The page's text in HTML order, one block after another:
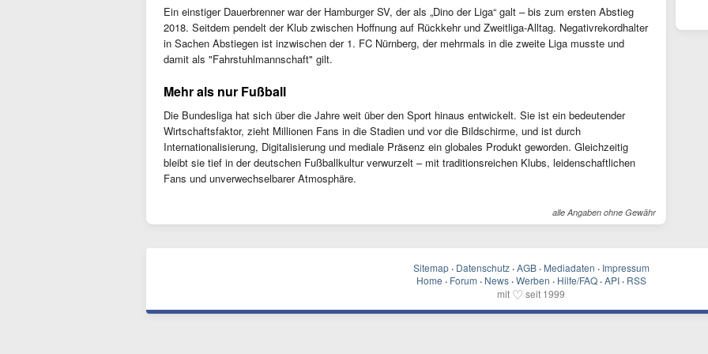
Ein einstiger Dauerbrenner war der Hamburger SV, der als „Dino der Liga“ galt – bis zum ersten Abstieg
2018. Seitdem pendelt der Klub zwischen Hoffnung auf Rückkehr und Zweitliga-Alltag. Negativrekordhalter
in Sachen Abstiegen ist inzwischen der 1. FC Nürnberg, der mehrmals in die zweite Liga musste und
damit als "Fahrstuhlmannschaft" gilt.
Mehr als nur Fußball
Die Bundesliga hat sich über die Jahre weit über den Sport hinaus entwickelt. Sie ist ein bedeutender
Wirtschaftsfaktor, zieht Millionen Fans in die Stadien und vor die Bildschirme, und ist durch
Internationalisierung, Digitalisierung und mediale Präsenz ein globales Produkt geworden. Gleichzeitig
bleibt sie tief in der deutschen Fußballkultur verwurzelt – mit traditionsreichen Klubs, leidenschaftlichen
Fans und unverwechselbarer Atmosphäre.
alle Angaben ohne Gewähr
Sitemap · Datenschutz · AGB · Mediadaten · Impressum
Home · Forum · News · Werben · Hilfe/FAQ · API · RSS
mit ♡ seit 1999